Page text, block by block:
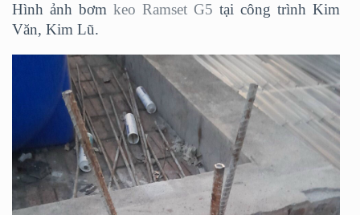
Hình ảnh bơm keo Ramset G5 tại công trình Kim
Văn, Kim Lũ.